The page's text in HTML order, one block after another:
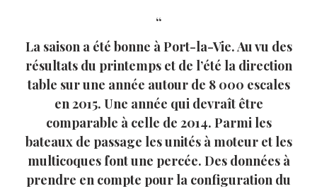
La saison a été bonne à Port-la-Vie. Au vu des
résultats du printemps et de l’été la direction
table sur une année autour de 8 000 escales
en 2015. Une année qui devraît être
comparable à celle de 2014. Parmi les
bateaux de passage les unités à moteur et les
multicoques font une percée. Des données à
prendre en compte pour la configuration du